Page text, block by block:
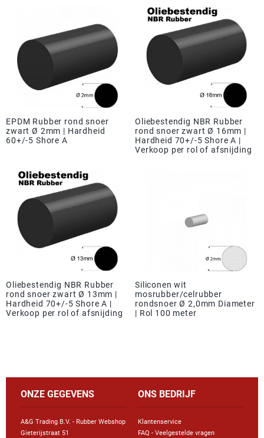
EPDM Rubber rond snoer
zwart Ø 2mm | Hardheid
60+/-5 Shore A
Oliebestendig NBR Rubber
rond snoer zwart Ø 16mm |
Hardheid 70+/-5 Shore A |
Verkoop per rol of afsnijding
Oliebestendig NBR Rubber
rond snoer zwart Ø 13mm |
Hardheid 70+/-5 Shore A |
Verkoop per rol of afsnijding
Siliconen wit
mosrubber/celrubber
rondsnoer Ø 2,0mm Diameter
| Rol 100 meter
ONZE GEGEVENS
A&G Trading B.V. - Rubber Webshop
Gieterijstraat 51
ONS BEDRIJF
Klantenservice
FAQ - Veelgestelde vragen